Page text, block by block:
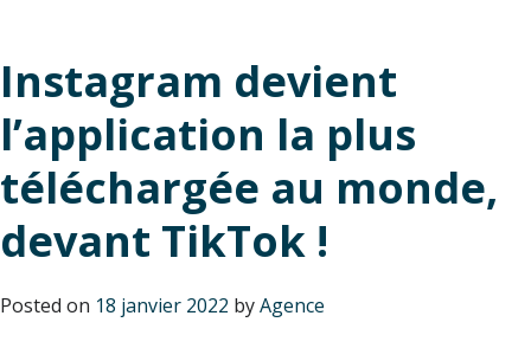
Instagram devient
l’application la plus
téléchargée au monde,
devant TikTok !
Posted on 18 janvier 2022 byAgence